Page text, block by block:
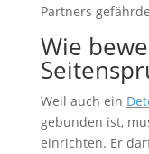
Partners
Wie
Weil auch ein
gebunden ist,
einrichten. Er